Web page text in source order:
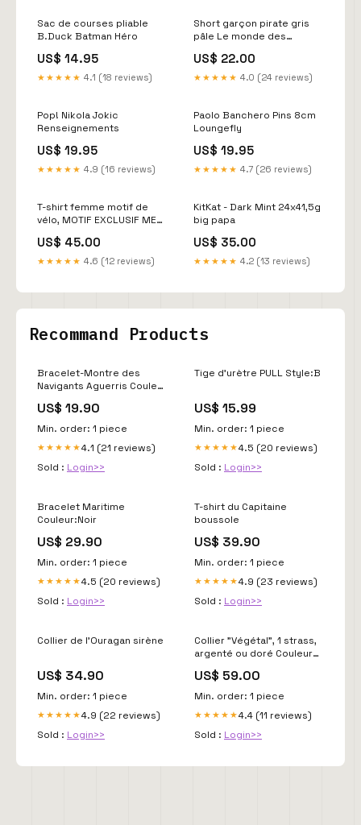
Sac de courses pliable
B.Duck Batman Héro
US$ 14.95
★★★★★ 4.1 (18 reviews)
Short garçon pirate gris
pâle Le monde des
US$ 22.00
★★★★★ 4.0 (24 reviews)
Pop! Nikola Jokic
Renseignements
US$ 19.95
★★★★★ 4.9 (16 reviews)
Paolo Banchero Pins 8cm
Loungefly
US$ 19.95
★★★★★ 4.7 (26 reviews)
T-shirt femme motif de
vélo, MOTIF EXCLUSIF MEF
US$ 45.00
★★★★★ 4.6 (12 reviews)
KitKat - Dark Mint 24x41,5g
big papa
US$ 35.00
★★★★★ 4.2 (13 reviews)
Recommand Products
Bracelet-Montre des
Navigants Aguerris Couleur
US$ 19.90
Min. order: 1 piece
★★★★★4.1 (21 reviews)
Sold : Login>>
Tige d'urètre PULL Style:B
US$ 15.99
Min. order: 1 piece
★★★★★4.5 (20 reviews)
Sold : Login>>
Bracelet Maritime
Couleur:Noir
US$ 29.90
Min. order: 1 piece
★★★★★4.5 (20 reviews)
Sold : Login>>
T-shirt du Capitaine
boussole
US$ 39.90
Min. order: 1 piece
★★★★★4.9 (23 reviews)
Sold : Login>>
Collier de l'Ouragan sirène
US$ 34.90
Min. order: 1 piece
★★★★★4.9 (22 reviews)
Sold : Login>>
Collier "Végétal", 1 strass,
argenté ou doré Couleur
US$ 59.00
Min. order: 1 piece
★★★★★4.4 (11 reviews)
Sold : Login>>